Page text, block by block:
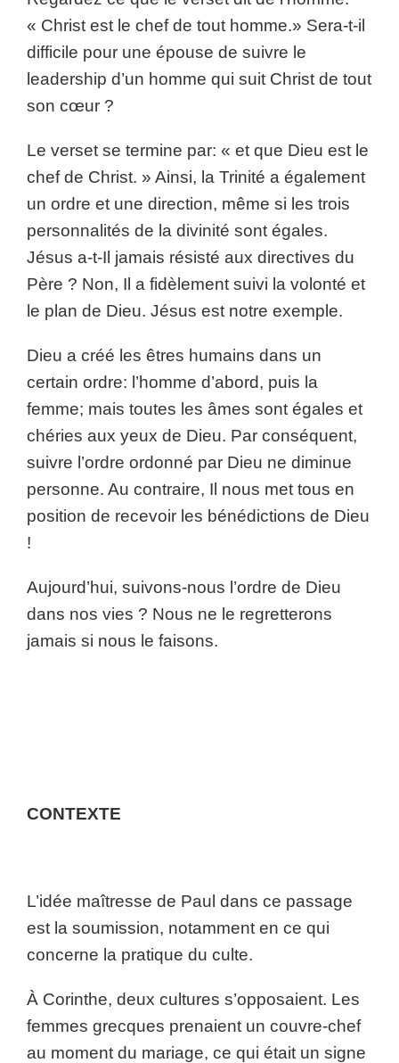
« Christ est le chef de tout homme.» Sera-t-il
difficile pour une épouse de suivre le
leadership d’un homme qui suit Christ de tout
son cœur ?
Le verset se termine par: « et que Dieu est le
chef de Christ. » Ainsi, la Trinité a également
un ordre et une direction, même si les trois
personnalités de la divinité sont égales.
Jésus a-t-Il jamais résisté aux directives du
Père ? Non, Il a fidèlement suivi la volonté et
le plan de Dieu. Jésus est notre exemple.
Dieu a créé les êtres humains dans un
certain ordre: l’homme d’abord, puis la
femme; mais toutes les âmes sont égales et
chéries aux yeux de Dieu. Par conséquent,
suivre l’ordre ordonné par Dieu ne diminue
personne. Au contraire, Il nous met tous en
position de recevoir les bénédictions de Dieu
!
Aujourd’hui, suivons-nous l’ordre de Dieu
dans nos vies ? Nous ne le regretterons
jamais si nous le faisons.
CONTEXTE
L’idée maîtresse de Paul dans ce passage
est la soumission, notamment en ce qui
concerne la pratique du culte.
À Corinthe, deux cultures s’opposaient. Les
femmes grecques prenaient un couvre-chef
au moment du mariage, ce qui était un signe